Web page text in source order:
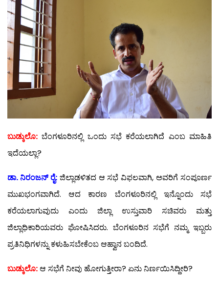
ಬುಡ್ಕುಲೊ: ಬೆಂಗಳೂರಿನಲ್ಲಿ ಒಂದು ಸಭೆ ಕರೆಯಲಾಗಿದೆ ಎಂಬ ಮಾಹಿತಿ
ಇದೆಯಲ್ಲಾ?
ಡಾ. ನಿರಂಜನ್ ರೈ:ಜಿಲ್ಲಾಡಳಿತದ ಆ ಸಭೆ ವಿಫಲವಾಗಿ, ಅವರಿಗೆ ಸಂಪೂರ್ಣ
ಮುಖಭಂಗವಾಗಿದೆ. ಆದ ಕಾರಣ ಬೆಂಗಳೂರಿನಲ್ಲಿ ಇನ್ನೊಂದು ಸಭೆ
ಕರೆಯಲಾಗುವುದು ಎಂದು ಜಿಲ್ಲಾ ಉಸ್ತುವಾರಿ ಸಚಿವರು ಮತ್ತು
ಜಿಲ್ಲಾಧಿಕಾರಿಯವರು ಘೋಷಿಸಿದರು. ಬೆಂಗಳೂರಿನ ಸಭೆಗೆ ನಮ್ಮ ಇಬ್ಬರು
ಪ್ರತಿನಿಧಿಗಳನ್ನು ಕಳುಹಿಸಬೇಕೆಂಬ ಆಹ್ವಾನ ಬಂದಿದೆ.
ಬುಡ್ಕುಲೊ:ಆ ಸಭೆಗೆ ನೀವು ಹೋಗುತ್ತೀರಾ? ಏನು ನಿರ್ಣಯಿಸಿದ್ದೀರಿ?